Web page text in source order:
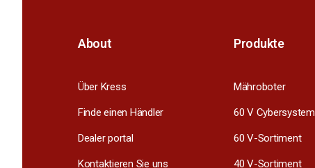
About
Über Kress
Finde einen Händler
Dealer portal
Kontaktieren Sie uns
Produkte
Mähroboter
60 V Cybersystem
60 V-Sortiment
40 V-Sortiment